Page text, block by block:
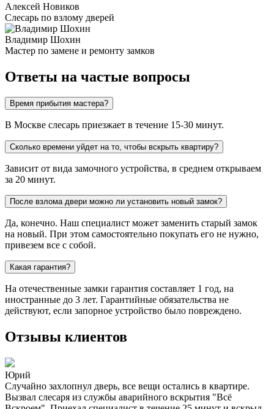
Алексей Новиков
Слесарь по взлому дверей
Владимир Шохин
Мастер по замене и ремонту замков
Ответы на частые вопросы
Время прибытия мастера?
В Москве слесарь приезжает в течение 15-30 минут.
Сколько времени уйдет на то, чтобы вскрыть квартиру?
Зависит от вида замочного устройства, в среднем открываем
за 20 минут.
После взлома двери можно ли установить новый замок?
Да, конечно. Наш специалист может заменить старый замок
на новый. При этом самостоятельно покупать его не нужно,
привезем все с собой.
Какая гарантия?
На отечественные замки гарантия составляет 1 год, на
иностранные до 3 лет. Гарантийные обязательства не
действуют, если запорное устройство было повреждено.
Отзывы клиентов
Юрий
Случайно захлопнул дверь, все вещи остались в квартире.
Вызвал слесаря из службы аварийного вскрытия "Всё